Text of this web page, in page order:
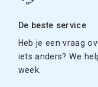
De beste service
Heb je een vraag
iets anders? We
week.